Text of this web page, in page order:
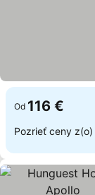
Od 116 €
Pozrieť ceny z(o)